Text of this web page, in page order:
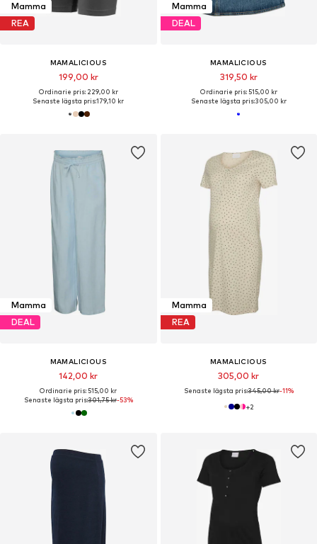
Mamma
REA
MAMALICIOUS
199,00 kr
Ordinarie pris: 229,00 kr
Senaste lägsta pris:179,10 kr
Mamma
DEAL
MAMALICIOUS
319,50 kr
Ordinarie pris: 515,00 kr
Senaste lägsta pris:305,00 kr
Mamma
DEAL
MAMALICIOUS
142,00 kr
Ordinarie pris: 515,00 kr
Senaste lägsta pris:301,75 kr-53%
Mamma
REA
MAMALICIOUS
305,00 kr
Senaste lägsta pris:345,00 kr-11%
+2